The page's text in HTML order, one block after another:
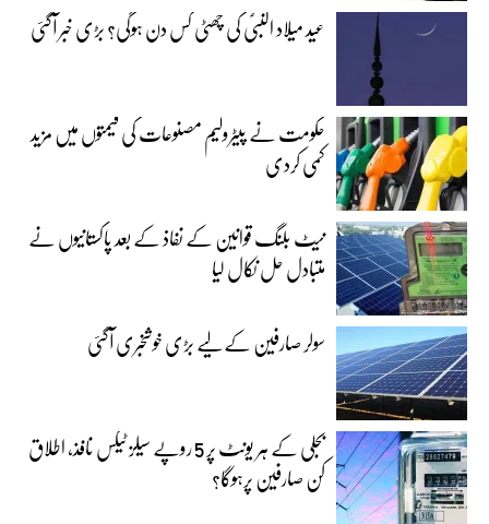
عید میلاد النبیؐ کی چھٹی کس دن ہوگی؟ بڑی خبر آگئی
حکومت نے پیٹرولیم مصنوعات کی قیمتوں میں مزید
کمی کردی
نیٹ بلنگ قوانین کے نفاذ کے بعد پاکستانیوں نے
متبادل حل نکال لیا
سولر صارفین کے لیے بڑی خوشخبری آگئی
بجلی کے ہر یونٹ پر 5 روپے سیلز ٹیکس نافذ، اطلاق
کن صارفین پرہوگا؟